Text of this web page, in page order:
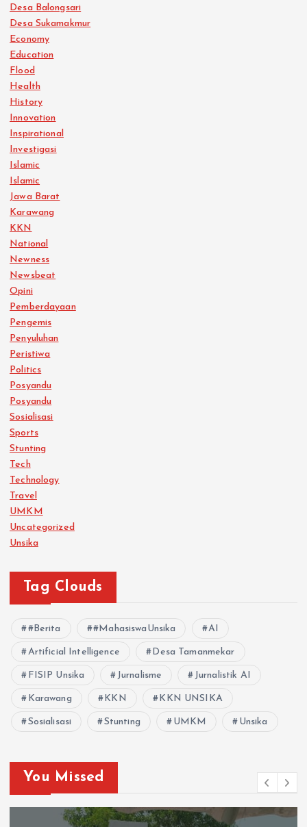
Desa Balongsari
Desa Sukamakmur
Economy
Education
Flood
Health
History
Innovation
Inspirational
Investigasi
Islamic
Islamic
Jawa Barat
Karawang
KKN
National
Newness
Newsbeat
Opini
Pemberdayaan
Pengemis
Penyuluhan
Peristiwa
Politics
Posyandu
Posyandu
Sosialisasi
Sports
Stunting
Tech
Technology
Travel
UMKM
Uncategorized
Unsika
Tag Clouds
#Berita #MahasiswaUnsika AI
Artificial Intelligence Desa Tamanmekar
FISIP Unsika Jurnalisme Jurnalistik AI
Karawang KKN KKN UNSIKA
Sosialisasi Stunting UMKM Unsika
You Missed